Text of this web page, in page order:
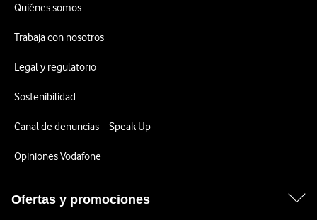
Quiénes somos
Trabaja con nosotros
Legal y regulatorio
Sostenibilidad
Canal de denuncias – Speak Up
Opiniones Vodafone
Ofertas y promociones